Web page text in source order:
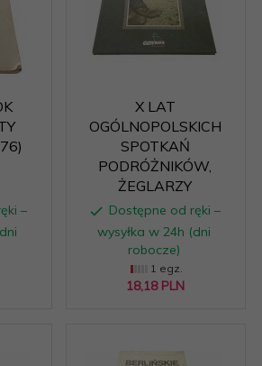
–
X LAT
OGÓLNOPOLSKICH
SPOTKAŃ
PODRÓŻNIKÓW,
ŻEGLARZY
Dostępne od ręki –
wysyłka w 24h (dni
robocze)
1 egz.
18,18 PLN